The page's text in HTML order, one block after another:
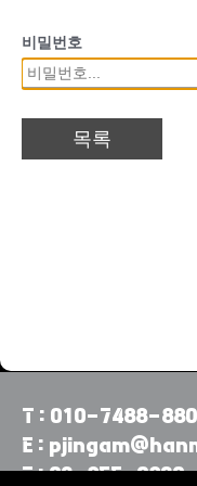
비밀번호
목록
T : 010-7488-
E :
F : 02-855-0830